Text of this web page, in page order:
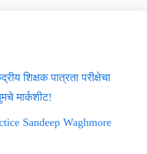
शिक्षक पात्रता परीक्षेचा
मार्कशीट!
Sandeep Waghmore